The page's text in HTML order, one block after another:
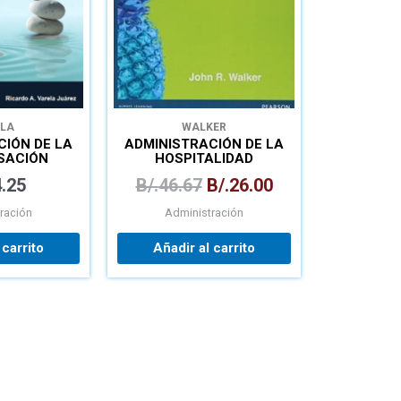
DE LA
WALKER
ADMINISTRACIÓN DE LA
HOSPITALIDAD
B/.46.67 B/.26.00
Administración
Añadir al carrito